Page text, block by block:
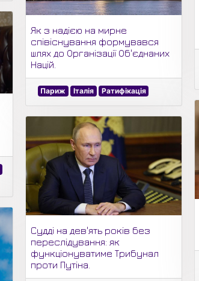
Як з надією на мирне
співіснування формувався
шлях до Організації Об'єднаних
Націй.
Париж Італія Ратифікація
Судді на дев'ять років без
переслідування: як
функціонуватиме Трибунал
проти Путіна.